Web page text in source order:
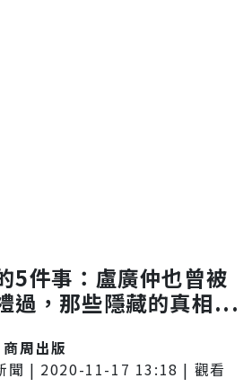
5件事：盧廣仲也曾被
過，那些隱藏的真相...
商周出版
聞 | 2020-11-17 13:18 | 觀看